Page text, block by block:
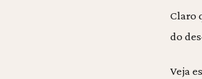
Claro
do
Veja